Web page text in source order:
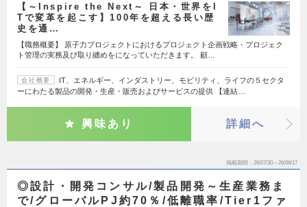
【～Inspire the Next～ 日本・世界をI
Tで変革を起こす】100年を超える長い歴
史を通…
【職務概要】 原子力プロジェクトにおけるプロジェクト企画戦略・プロジェク
ト管理の実務及び取り纏めをになっていただきます。 顧…
会社概要
IT、エネルギー、インダストリー、モビリティ、ライフの５セクタ
ーにわたる製品の開発・生産・販売およびサービスの提供 【連結…
興味あり 詳細へ
掲載期間 26/07/30～26/08/17
◎設計・開発コンサル/製品開発～生産業務ま
で/グローバルPJ約70％/低離職率/Tier1ファ